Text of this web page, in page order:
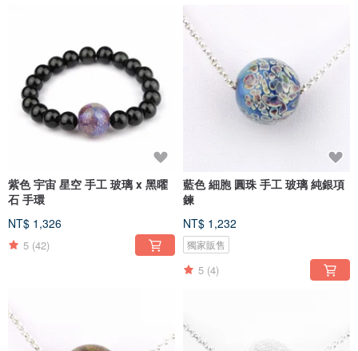
紫色 宇宙 星空 手工 玻璃 x 黑曜
石 手環
NT$ 1,326
5 (42)
藍色 細胞 圓珠 手工 玻璃 純銀項
鍊
NT$ 1,232
獨家販售
5 (4)